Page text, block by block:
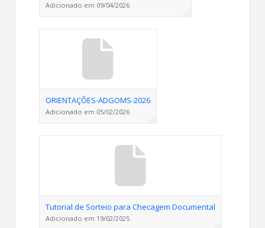
Adicionado em 09/04/2026
ORIENTAÇÕES-ADGOMS-2026
Adicionado em 05/02/2026
Tutorial de Sorteio para Checagem Documental
Adicionado em 19/02/2025